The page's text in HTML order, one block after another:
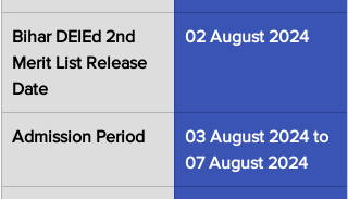
Bihar DElEd 2nd
Merit List Release
Date
02 August 2024
Admission Period
03 August 2024 to
07 August 2024